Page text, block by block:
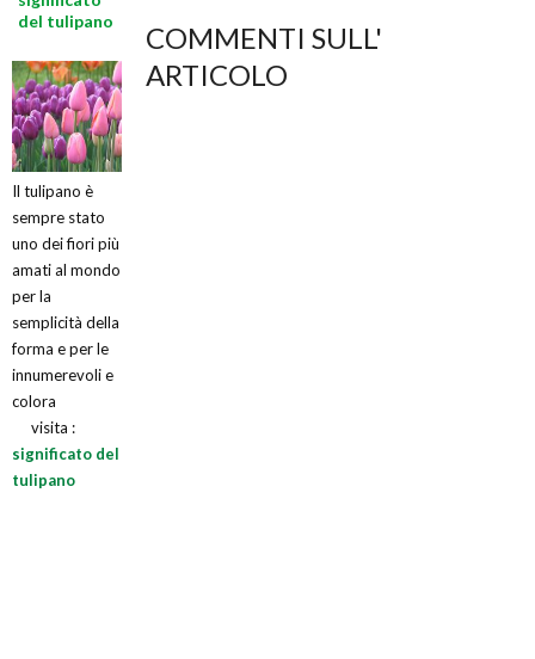
del tulipano
Il tulipano è
sempre stato
uno dei fiori più
amati al mondo
per la
semplicità della
forma e per le
innumerevoli e
colora
visita :
significato del
tulipano
COMMENTI SULL'
ARTICOLO